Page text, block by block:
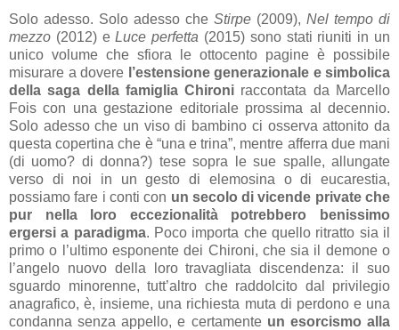
Solo adesso. Solo adesso che Stirpe (2009), Nel tempo di
mezzo (2012) eLuce perfetta (2015) sono stati riuniti in un
unico volume che sfiora le ottocento pagine è possibile
misurare a dovere l’estensione generazionale e simbolica
della saga della famiglia Chironi raccontata da Marcello
Fois con una gestazione editoriale prossima al decennio.
Solo adesso che un viso di bambino ci osserva attonito da
questa copertina che è “una e trina”, mentre afferra due mani
(di uomo? di donna?) tese sopra le sue spalle, allungate
verso di noi in un gesto di elemosina o di eucarestia,
possiamo fare i conti con un secolo di vicende private che
pur nella loro eccezionalità potrebbero benissimo
ergersi a paradigma. Poco importa che quello ritratto sia il
primo o l’ultimo esponente dei Chironi, che sia il demone o
l’angelo nuovo della loro travagliata discendenza: il suo
sguardo minorenne, tutt’altro che raddolcito dal privilegio
anagrafico, è, insieme, una richiesta muta di perdono e una
condanna senza appello, e certamente un esorcismo alla